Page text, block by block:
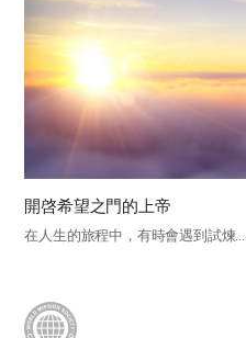
開啓希望之門的上帝
在人生的旅程中，有時會遇到試煉...